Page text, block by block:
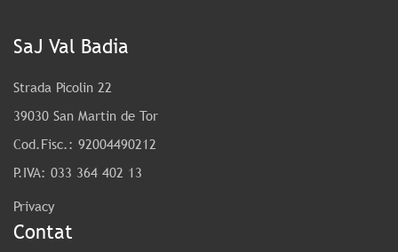
SaJ Val Badia
Strada Picolin 22
39030 San Martin de Tor
Cod.Fisc.: 92004490212
P.IVA: 033 364 402 13
Privacy
Contat